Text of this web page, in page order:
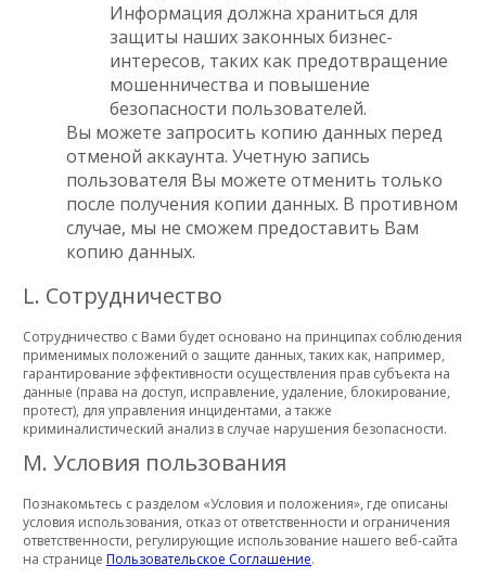
Информация должна храниться для
защиты наших законных бизнес-
интересов, таких как предотвращение
мошенничества и повышение
безопасности пользователей.
Вы можете запросить копию данных перед
отменой аккаунта. Учетную запись
пользователя Вы можете отменить только
после получения ​​копии данных. В противном
случае, мы не сможем предоставить Вам
копию данных.
L. Сотрудничество
Сотрудничество с Вами будет основано на принципах соблюдения
применимых положений о защите данных, таких как, например,
гарантирование эффективности осуществления прав субъекта на
данные (права на доступ, исправление, удаление, блокирование,
протест), для управления инцидентами, а также
криминалистический анализ в случае нарушения безопасности.
M. Условия пользования
Познакомьтесь с разделом «Условия и положения», где описаны
условия использования, отказ от ответственности и ограничения
ответственности, регулирующие использование нашего веб-сайта
на странице Пользовательское Соглашение.